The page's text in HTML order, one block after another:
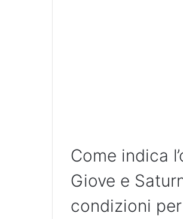
Come indica
Giove e
condizioni